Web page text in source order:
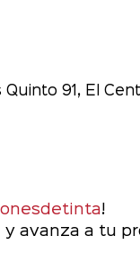
91, El
!
avanza a tu